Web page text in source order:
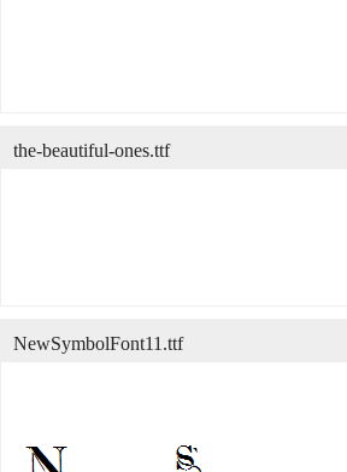
the-beautiful-ones.ttf
NewSymbolFont11.ttf